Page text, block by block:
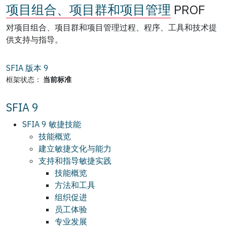
项目组合、项目群和项目管理 PROF
对项目组合、项目群和项目管理过程、程序、工具和技术提
供支持与指导。
SFIA 版本 9
框架状态： 当前标准
SFIA 9
SFIA 9 敏捷技能
技能概览
建立敏捷文化与能力
支持和指导敏捷实践
技能概览
方法和工具
组织促进
员工体验
专业发展